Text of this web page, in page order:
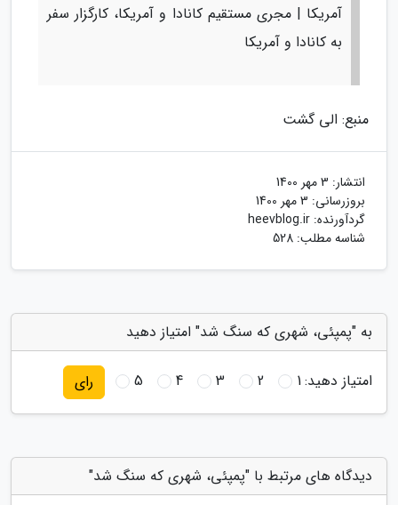
آمریکا | مجری مستقیم کانادا و آمریکا، کارگزار سفر
به کانادا و آمریکا
منبع: الی گشت
انتشار: 3 مهر 1400
بروزرسانی: 3 مهر 1400
گردآورنده: heevblog.ir
شناسه مطلب: 528
به "پمپئی، شهری که سنگ شد" امتیاز دهید
امتیاز دهید:1
2
3
4
5 رای
دیدگاه های مرتبط با "پمپئی، شهری که سنگ شد"